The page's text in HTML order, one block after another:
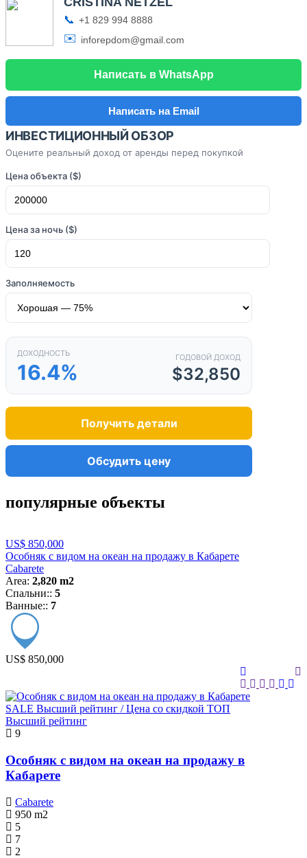
📞 +1 829 994 8888
✉️ inforepdom@gmail.com
Написать в WhatsApp
Написать на Email
ИНВЕСТИЦИОННЫЙ ОБЗОР
Оцените реальный доход от аренды перед покупкой
Цена объекта ($)
Цена за ночь ($)
Заполняемость
ДОХОДНОСТЬ
16.4%
ГОДОВОЙ ДОХОД
$32,850
Получить детали
Обсудить цену
популярные объекты
US$ 850,000
Особняк с видом на океан на продажу в Кабарете
Cabarete
Area: 2,820 m2
Спальни:: 5
Ванные:: 7
US$ 850,000
SALE Высший рейтинг / Цена со скидкой ТОП
Высший рейтинг
9
Особняк с видом на океан на продажу в
Кабарете
Cabarete
950 m2
5
7
2